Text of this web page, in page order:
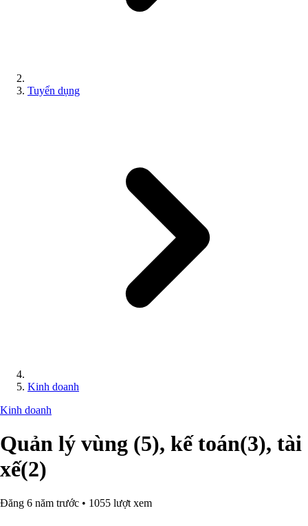
Tuyển dụng
Kinh doanh
Kinh doanh
Quản lý vùng (5), kế toán(3), tài
xế(2)
Đăng 6 năm trước • 1055 lượt xem